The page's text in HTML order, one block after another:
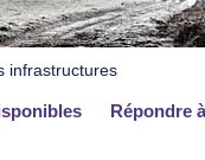
infrastructures
Répondre